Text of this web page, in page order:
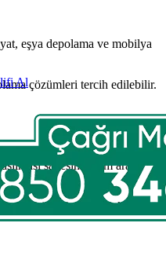
Al
eşya depolama ve mobilya
çözümleri tercih edilebilir.
sayesinde tam araç
General Nakliyat,